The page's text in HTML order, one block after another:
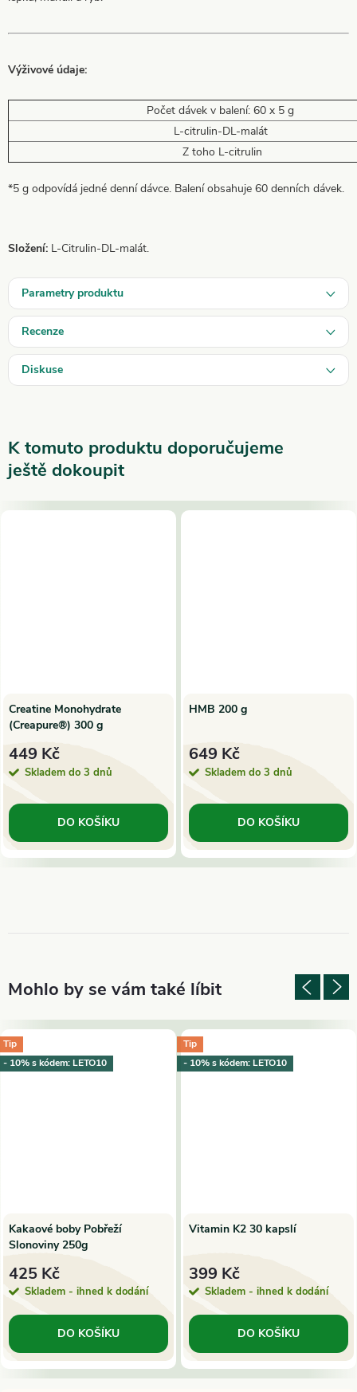
Výživové údaje:
Počet dávek v balení: 60 x 5 g
L-citrulin-DL-malát
Z toho L-citrulin
*5 g odpovídá jedné denní dávce. Balení obsahuje 60 denních dávek.
Složení: L-Citrulin-DL-malát.
Parametry produktu
Recenze
Diskuse
K tomuto produktu doporučujeme
ještě dokoupit
Creatine Monohydrate
(Creapure®) 300 g
449 Kč
Skladem do 3 dnů
DO KOŠÍKU
HMB 200 g
649 Kč
Skladem do 3 dnů
DO KOŠÍKU
Tip
- 10% s kódem: LETO10
Kakaové boby Pobřeží
Slonoviny 250g
425 Kč
Skladem - ihned k dodání
DO KOŠÍKU
Tip
- 10% s kódem: LETO10
Vitamin K2 30 kapslí
399 Kč
Skladem - ihned k dodání
DO KOŠÍKU